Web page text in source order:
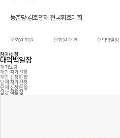
동춘당·김호연재 전국휘호대회
문화원 회원 문화원 대관 대덕백일장
참여/신청
대덕백일장
개최요강
개인 참가신청
개인 신청현황
단체 참가신청
단체 신청현황
입상 작품집